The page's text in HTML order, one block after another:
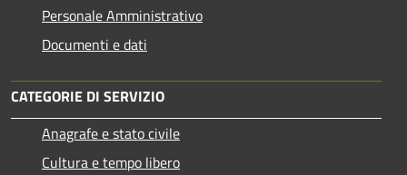
Personale Amministrativo
Documenti e dati
CATEGORIE DI SERVIZIO
Anagrafe e stato civile
Cultura e tempo libero